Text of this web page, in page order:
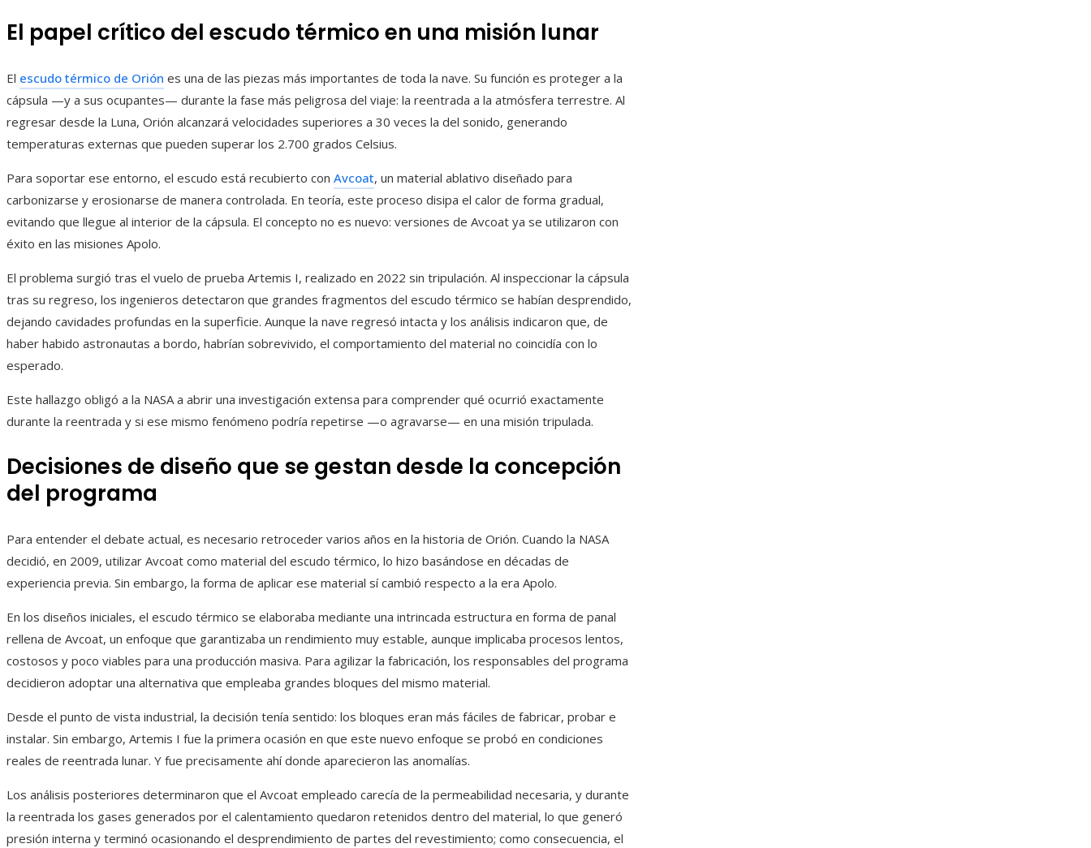
El papel crítico del escudo térmico en una misión lunar
El escudo térmico de Orión es una de las piezas más importantes de toda la nave. Su función es proteger a la
cápsula —y a sus ocupantes— durante la fase más peligrosa del viaje: la reentrada a la atmósfera terrestre. Al
regresar desde la Luna, Orión alcanzará velocidades superiores a 30 veces la del sonido, generando
temperaturas externas que pueden superar los 2.700 grados Celsius.
Para soportar ese entorno, el escudo está recubierto con Avcoat, un material ablativo diseñado para
carbonizarse y erosionarse de manera controlada. En teoría, este proceso disipa el calor de forma gradual,
evitando que llegue al interior de la cápsula. El concepto no es nuevo: versiones de Avcoat ya se utilizaron con
éxito en las misiones Apolo.
El problema surgió tras el vuelo de prueba Artemis I, realizado en 2022 sin tripulación. Al inspeccionar la cápsula
tras su regreso, los ingenieros detectaron que grandes fragmentos del escudo térmico se habían desprendido,
dejando cavidades profundas en la superficie. Aunque la nave regresó intacta y los análisis indicaron que, de
haber habido astronautas a bordo, habrían sobrevivido, el comportamiento del material no coincidía con lo
esperado.
Este hallazgo obligó a la NASA a abrir una investigación extensa para comprender qué ocurrió exactamente
durante la reentrada y si ese mismo fenómeno podría repetirse —o agravarse— en una misión tripulada.
Decisiones de diseño que se gestan desde la concepción
del programa
Para entender el debate actual, es necesario retroceder varios años en la historia de Orión. Cuando la NASA
decidió, en 2009, utilizar Avcoat como material del escudo térmico, lo hizo basándose en décadas de
experiencia previa. Sin embargo, la forma de aplicar ese material sí cambió respecto a la era Apolo.
En los diseños iniciales, el escudo térmico se elaboraba mediante una intrincada estructura en forma de panal
rellena de Avcoat, un enfoque que garantizaba un rendimiento muy estable, aunque implicaba procesos lentos,
costosos y poco viables para una producción masiva. Para agilizar la fabricación, los responsables del programa
decidieron adoptar una alternativa que empleaba grandes bloques del mismo material.
Desde el punto de vista industrial, la decisión tenía sentido: los bloques eran más fáciles de fabricar, probar e
instalar. Sin embargo, Artemis I fue la primera ocasión en que este nuevo enfoque se probó en condiciones
reales de reentrada lunar. Y fue precisamente ahí donde aparecieron las anomalías.
Los análisis posteriores determinaron que el Avcoat empleado carecía de la permeabilidad necesaria, y durante
la reentrada los gases generados por el calentamiento quedaron retenidos dentro del material, lo que generó
presión interna y terminó ocasionando el desprendimiento de partes del revestimiento; como consecuencia, el